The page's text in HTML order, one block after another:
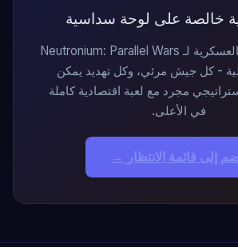
خالصة على لوحة سداسية
تستخدم الطبقة العسكرية لـ Neutronium: Parallel Wars
- كل جيش مرئي، وكل تهديد يمكن
مجرد مع لعبة اقتصادية كاملة
في الأعلى.
إلى قائمة الانتظار →